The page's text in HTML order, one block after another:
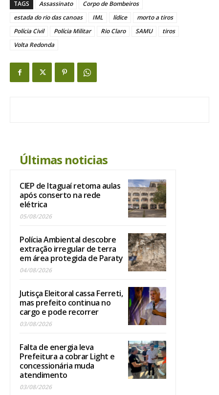
TAGS Assassinato
Corpo de Bombeiros
estada do rio das canoas
IML lídice
morto a tiros
Polícia Civil
Polícia Militar Rio Claro SAMU
tiros
Volta Redonda
Últimas noticias
CIEP de Itaguaí retoma aulas
após conserto na rede
elétrica
05/08/2026
Polícia Ambiental descobre
extração irregular de terra
em área protegida de Paraty
04/08/2026
Jutisça Eleitoral cassa Ferreti,
mas prefeito continua no
cargo e pode recorrer
03/08/2026
Falta de energia leva
Prefeitura a cobrar Light e
concessionária muda
atendimento
03/08/2026